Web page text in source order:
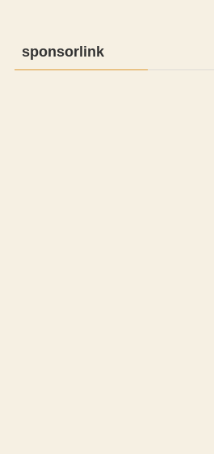
sponsorlink